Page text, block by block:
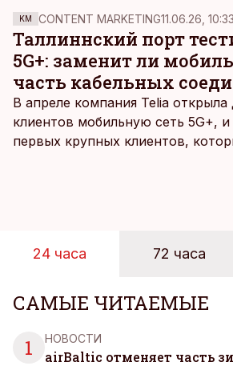
KM CONTENT MARKETING11.06.26, 10:33
Таллиннский порт
5G+: заменит ли
часть кабельных
В апреле компания Telia открыла
клиентов мобильную сеть 5G+,
первых крупных клиентов,
24 часа 72 часа
САМЫЕ ЧИТАЕМЫЕ
1
НОВОСТИ
airBaltic отменяет часть